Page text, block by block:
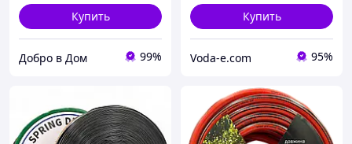
Купить
Добро в Дом 99%
Купить
Voda-e.com 95%